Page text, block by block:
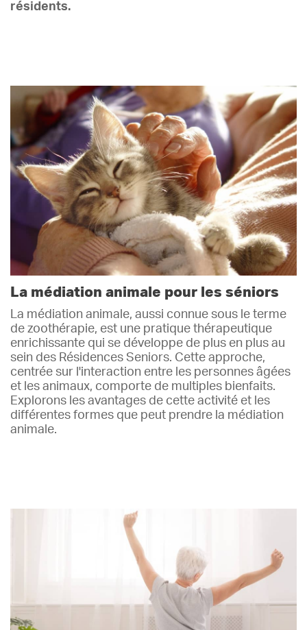
résidents.
La médiation animale pour les séniors
La médiation animale, aussi connue sous le terme
de zoothérapie, est une pratique thérapeutique
enrichissante qui se développe de plus en plus au
sein des Résidences Seniors. Cette approche,
centrée sur l'interaction entre les personnes âgées
et les animaux, comporte de multiples bienfaits.
Explorons les avantages de cette activité et les
différentes formes que peut prendre la médiation
animale.